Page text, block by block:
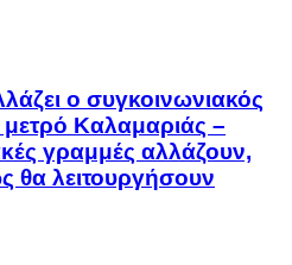
ο συγκοινωνιακός
Καλαμαριάς –
γραμμές αλλάζουν,
θα λειτουργήσουν